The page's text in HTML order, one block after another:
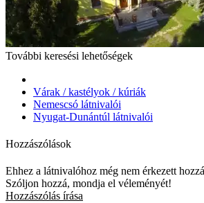
További keresési lehetőségek
Várak / kastélyok / kúriák
Nemescsó látnivalói
Nyugat-Dunántúl látnivalói
Hozzászólások
Ehhez a látnivalóhoz még nem érkezett
Szóljon hozzá, mondja el véleményét!
Hozzászólás írása